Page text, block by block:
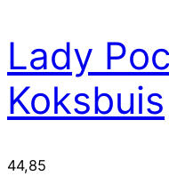
Lady
Koksbuis
44,85